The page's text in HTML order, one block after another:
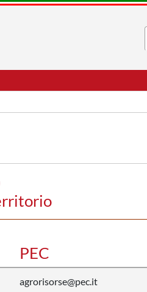
PEC
agrorisorse@pec.it